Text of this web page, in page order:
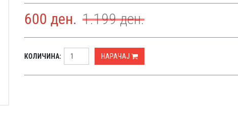
600 ден. 1.199ден.
КОЛИЧИНА: НАРАЧАЈ